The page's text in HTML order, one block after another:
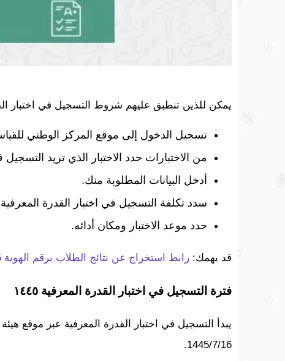
يمكن للذين تنطبق عليهم شروط التسجيل في اختبار القدرة المعرفية 1445 التسجيل فيها
تسجيل الدخول إلى موقع المركز الوطني
من الاختبارات حدد الاختبار الذي تريد التسجيل
أدخل البيانات المطلوبة منك.
سدد تكلفة التسجيل في اختبار القدرة
حدد موعد الاختبار ومكان أدائه.
قد يهمك: رابط استخراج عن نتائج الطلاب برقم الهوية 1445 على نظام نور
فترة التسجيل في اختبار القدرة المعرفية ١٤٤٥
يبدأ التسجيل في اختبار القدرة المعرفية عبر موقع
1445/7/16.